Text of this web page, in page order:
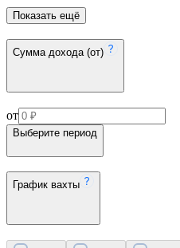
Показать ещё
Сумма дохода (от)
от
Выберите период
График вахты